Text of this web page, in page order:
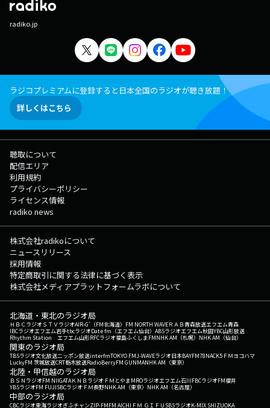
radiko.jp
ラジコプレミアムに登録すると日本全国のラジオが聴き放題！
詳しくはこちら
聴取について
配信エリア
利用規約
プライバシーポリシー
ライセンス情報
radiko news
株式会社radikoについて
ニュースリリース
採用情報
特定商取引に関する法律に基づく表示
株式会社メディアプラットフォームラボについて
北海道・東北のラジオ局
ＨＢＣラジオＳＴＶラジオAIR-G'（FM北海道） FM NORTH WAVEＲＡＢ青森放送エフエム青森
IBCラジオエフエム岩手tbcラジオDate fm（エフエム仙台） ABSラジオエフエム秋田YBC山形放送
Rhythm Station エフエム山形RFCラジオ福島ふくしまFMNHK AM（札幌） NHK AM（仙台）
関東のラジオ局
TBSラジオ文化放送ニッポン放送interfmTOKYO FMJ-WAVEラジオ日本BAYFM78NACK5 ＦＭヨコハマ
LuckyFM 茨城放送CRT栃木放送RadioBerryFM GUNMANHK AM（東京）
北陸・甲信越のラジオ局
ＢＳＮラジオFM NIIGATAＫＮＢラジオ ＦＭとやまMROラジオエフエム石川FBCラジオFM福井
YBSラジオFM FUJISBCラジオ ＦＭ長野NHK AM（東京） NHK AM（名古屋）
中部のラジオ局
CBCラジオ東海ラジオぎふチャンZIP-FMFM AICHI ＦＭ ＧＩＦＵ SBSラジオK-MIX SHIZUOKA